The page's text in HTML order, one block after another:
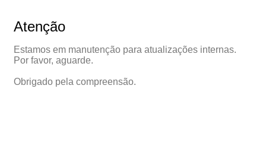
Atenção
Estamos em manutenção para atualizações internas.
Por favor, aguarde.
Obrigado pela compreensão.